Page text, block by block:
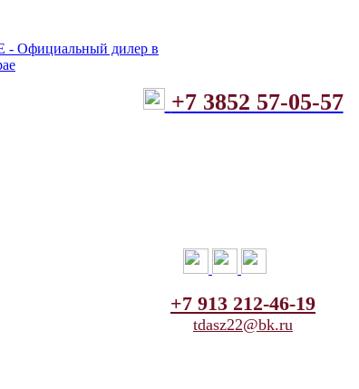
+7 3852 57-05-57
+7 913 212-46-19
tdasz22@bk.ru